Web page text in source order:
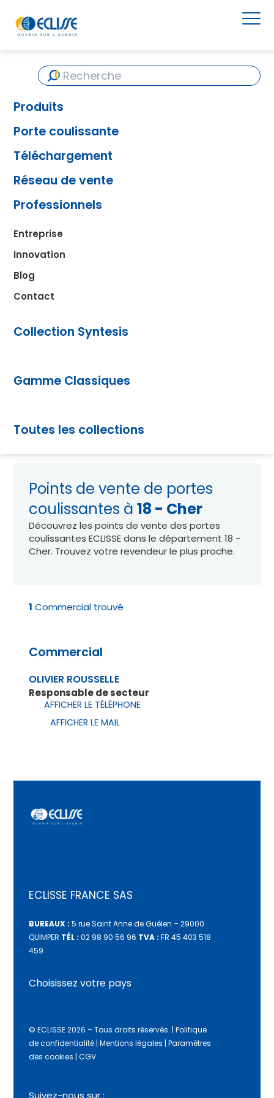
Produits
Porte coulissante
Téléchargement
Réseau de vente
Professionnels
Entreprise
Innovation
Blog
Contact
Collection Syntesis
Gamme Classiques
Toutes les collections
Points de vente de portes
coulissantes à18 - Cher
Découvrez les points de vente des portes
coulissantes ECLISSE dans le département 18 -
Cher. Trouvez votre revendeur le plus proche.
1 Commercial trouvé
Commercial
OLIVIER ROUSSELLE
Responsable de secteur
AFFICHER LE TÉLÉPHONE
AFFICHER LE MAIL
ECLISSE FRANCE SAS
BUREAUX : 5 rue Saint Anne de Guélen – 29000
QUIMPER TÉL : 02 98 90 56 96 TVA : FR 45 403 518
459
Choisissez votre pays
© ECLISSE 2026 – Tous droits réservés. |Politique
de confidentialité |Mentions légales |Paramètres
des cookies |CGV
Suivez-nous sur :